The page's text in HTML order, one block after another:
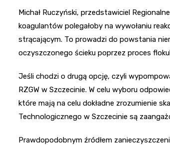
Michał Ruczyński, przedstawiciel
koagulantów polegałoby na wywołaniu
strącającym. To prowadzi do powstania
oczyszczonego ścieku poprzez proces
Jeśli chodzi o drugą opcję, czyli
RZGW w Szczecinie. W celu wyboru
które mają na celu dokładne zrozumienie
Technologicznego w Szczecinie są
Prawdopodobnym źródłem